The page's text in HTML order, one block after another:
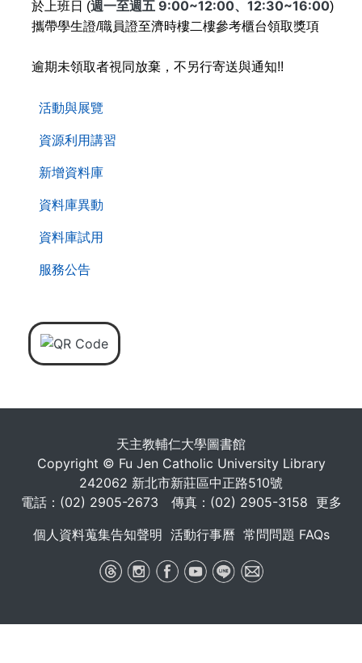
活動與展覽
資源利用講習
新增資料庫
資料庫異動
資料庫試用
服務公告
於上班⽇ (週⼀⾄週五 9:00~12:00、12:30~16:00)
攜帶學⽣證/職員證⾄濟時樓二樓參考櫃台領取獎項
逾期未領取者視同放棄，不另行寄送與通知!!
天主教輔仁大學圖書館
Copyright © Fu Jen Catholic University Library
242062 新北市新莊區中正路510號
電話：(02) 2905-2673 傳真：(02) 2905-3158 更多
個人資料蒐集告知聲明 活動行事曆 常問問題 FAQs